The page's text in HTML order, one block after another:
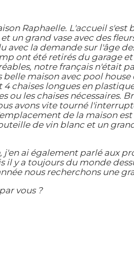
Raphaelle. L'accueil
un grand vase avec des
la demande sur l'âge
ont été retirés du garage
notre français n'était
belle maison avec pool
chaises longues en
ou les chaises
avons vite tourné
de la maison
de vin blanc et un
j'en ai également parlé aux
y a toujours du monde
nous recherchons une
vous ?